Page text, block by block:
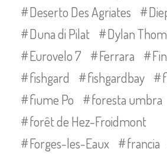
Deserto Des Agriates
Duna di Pilat
Dylan
Eurovelo 7
Ferrara
fishgard
fishgardbay
fiume Po
foresta umbra
forêt de Hez-Froidmont
Forges-les-Eaux
francia